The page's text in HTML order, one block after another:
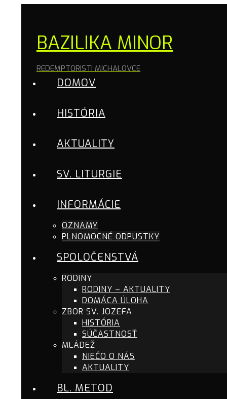
BAZILIKA MINOR
REDEMPTORISTI MICHALOVCE
DOMOV
HISTÓRIA
AKTUALITY
SV. LITURGIE
INFORMÁCIE
OZNAMY
PLNOMOCNÉ ODPUSTKY
SPOLOČENSTVÁ
RODINY
RODINY – AKTUALITY
DOMÁCA ÚLOHA
ZBOR SV. JOZEFA
HISTÓRIA
SÚČASTNOSŤ
MLÁDEŽ
NIEČO O NÁS
AKTUALITY
BL. METOD